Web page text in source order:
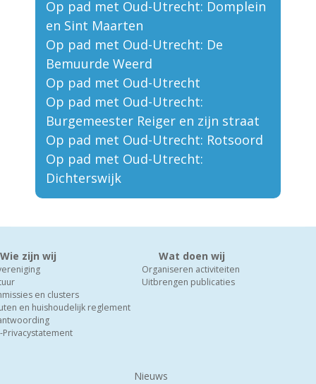
Op pad met Oud-Utrecht: Domplein
en Sint Maarten
Op pad met Oud-Utrecht: De
Bemuurde Weerd
Op pad met Oud-Utrecht
Op pad met Oud-Utrecht:
Burgemeester Reiger en zijn straat
Op pad met Oud-Utrecht: Rotsoord
Op pad met Oud-Utrecht:
Dichterswijk
Wie zijn wij
en clusters
en huishoudelijk reglement
Privacystatement
Wat doen wij
Organiseren activiteiten
Uitbrengen publicaties
Nieuws